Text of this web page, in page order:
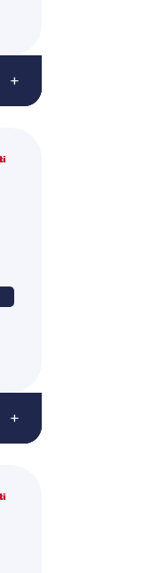
+
+